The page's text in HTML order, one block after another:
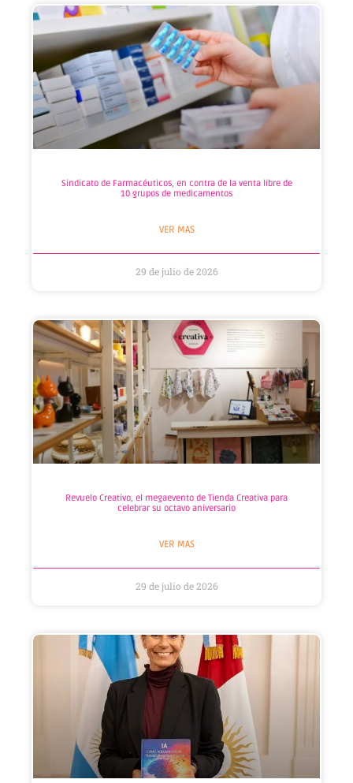
Sindicato de Farmacéuticos, en contra de la venta libre de
10 grupos de medicamentos
VER MAS
29 de julio de 2026
Revuelo Creativo, el megaevento de Tienda Creativa para
celebrar su octavo aniversario
VER MAS
29 de julio de 2026